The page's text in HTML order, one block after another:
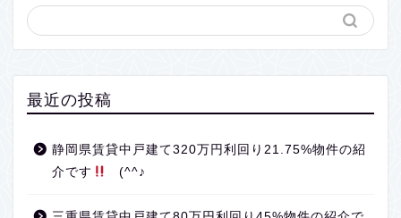
最近の投稿
静岡県賃貸中戸建て320万円利回り21.75%物件の紹
介です
(^^♪